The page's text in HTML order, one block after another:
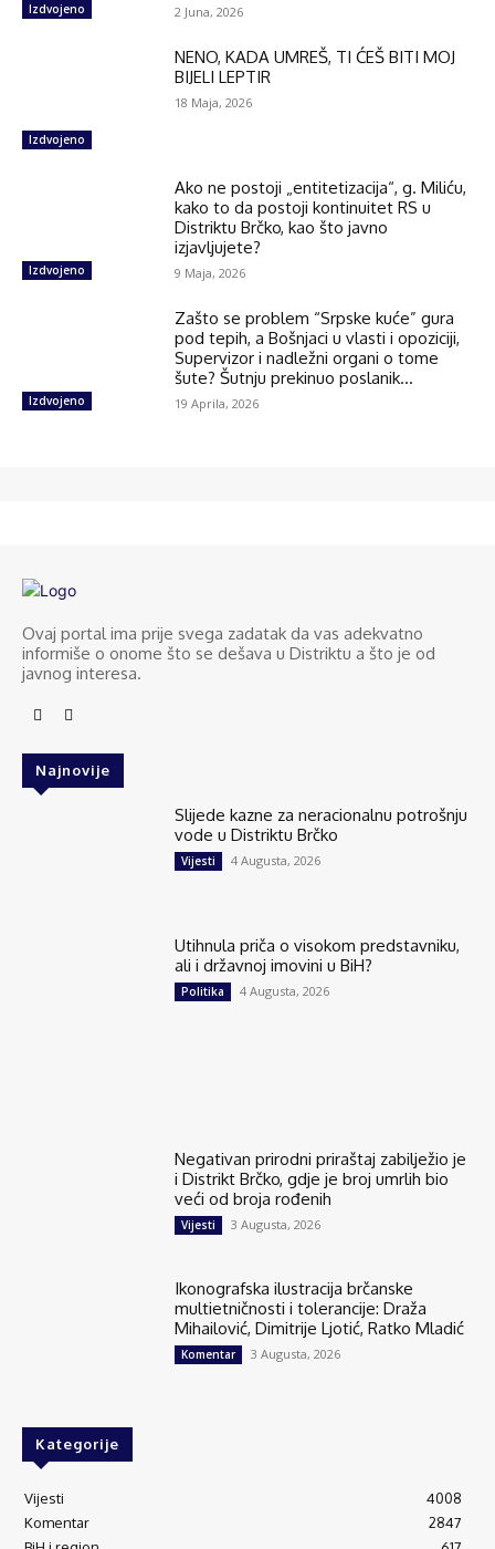
Izdvojeno 2 Juna, 2026
Izdvojeno
NENO, KADA UMREŠ, TI ĆEŠ BITI MOJ
BIJELI LEPTIR
18 Maja, 2026
Izdvojeno
Ako ne postoji „entitetizacija“, g. Miliću,
kako to da postoji kontinuitet RS u
Distriktu Brčko, kao što javno
izjavljujete?
9 Maja, 2026
Izdvojeno
Zašto se problem “Srpske kuće” gura
pod tepih, a Bošnjaci u vlasti i opoziciji,
Supervizor i nadležni organi o tome
šute? Šutnju prekinuo poslanik...
19 Aprila, 2026
Ovaj portal ima prije svega zadatak da vas adekvatno
informiše o onome što se dešava u Distriktu a što je od
javnog interesa.
Najnovije
Slijede kazne za neracionalnu potrošnju
vode u Distriktu Brčko
Vijesti 4 Augusta, 2026
Utihnula priča o visokom predstavniku,
ali i državnoj imovini u BiH?
Politika 4 Augusta, 2026
Negativan prirodni priraštaj zabilježio je
i Distrikt Brčko, gdje je broj umrlih bio
veći od broja rođenih
Vijesti 3 Augusta, 2026
Ikonografska ilustracija brčanske
multietničnosti i tolerancije: Draža
Mihailović, Dimitrije Ljotić, Ratko Mladić
Komentar 3 Augusta, 2026
Kategorije
Vijesti
4008
Komentar
2847